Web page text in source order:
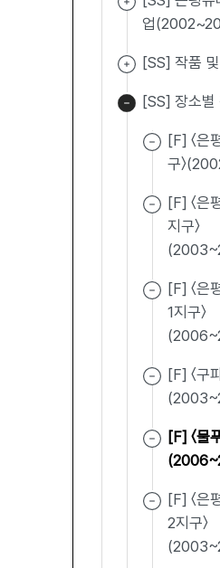
업
[SS] 작품
[SS] 장소별
[F] 〈은
구〉
[F] 〈은
지구〉
[F] 〈은
1지구〉
[F] 〈구
[F] 〈물
[F] 〈은
2지구〉